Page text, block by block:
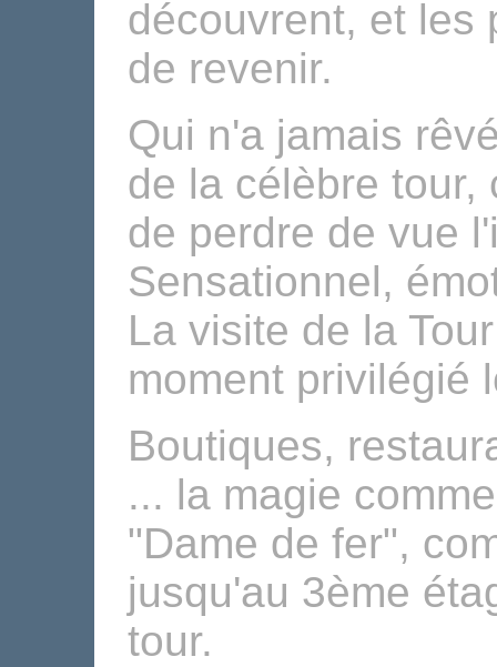
découvrent, et les
de revenir.
Qui n'a jamais
de la célèbre tour,
de perdre de vue
Sensationnel,
La visite de la
moment privilégié
Boutiques,
... la magie
"Dame de fer",
jusqu'au 3ème
tour.